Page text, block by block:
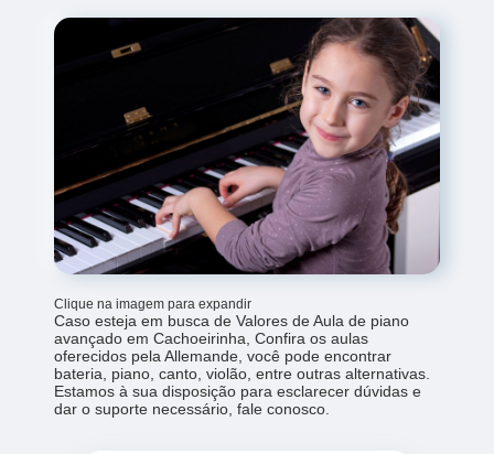
Clique na imagem para expandir
Caso esteja em busca de Valores de Aula de piano
avançado em Cachoeirinha, Confira os aulas
oferecidos pela Allemande, você pode encontrar
bateria, piano, canto, violão, entre outras alternativas.
Estamos à sua disposição para esclarecer dúvidas e
dar o suporte necessário, fale conosco.